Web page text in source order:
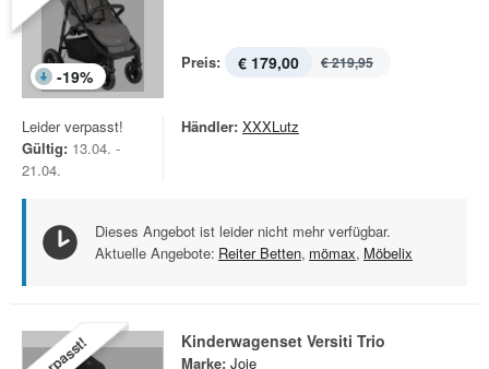
-19%
Preis: € 179,00 € 219,95
Leider verpasst!
Gültig: 13.04. -
21.04.
Händler: XXXLutz
Dieses Angebot ist leider nicht mehr verfügbar.
Aktuelle Angebote: Reiter Betten, mömax, Möbelix
Kinderwagenset Versiti Trio
Marke: Joie